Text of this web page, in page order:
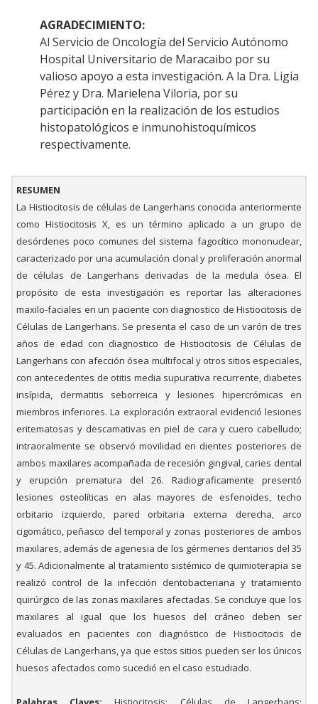
AGRADECIMIENTO:
Al Servicio de Oncología del Servicio Autónomo
Hospital Universitario de Maracaibo por su
valioso apoyo a esta investigación. A la Dra. Ligia
Pérez y Dra. Marielena Viloria, por su
participación en la realización de los estudios
histopatológicos e inmunohistoquímicos
respectivamente.
RESUMEN
La Histiocitosis de células de Langerhans conocida anteriormente
como Histiocitosis X, es un término aplicado a un grupo de
desórdenes poco comunes del sistema fagocítico mononuclear,
caracterizado por una acumulación clonal y proliferación anormal
de células de Langerhans derivadas de la medula ósea. El
propósito de esta investigación es reportar las alteraciones
maxilo-faciales en un paciente con diagnostico de Histiocitosis de
Células de Langerhans. Se presenta el caso de un varón de tres
años de edad con diagnostico de Histiocitosis de Células de
Langerhans con afección ósea multifocal y otros sitios especiales,
con antecedentes de otitis media supurativa recurrente, diabetes
insípida, dermatitis seborreica y lesiones hipercrómicas en
miembros inferiores. La exploración extraoral evidenció lesiones
eritematosas y descamativas en piel de cara y cuero cabelludo;
intraoralmente se observó movilidad en dientes posteriores de
ambos maxilares acompañada de recesión gingival, caries dental
y erupción prematura del 26. Radiograficamente presentó
lesiones osteolíticas en alas mayores de esfenoides, techo
orbitario izquierdo, pared orbitaria externa derecha, arco
cigomático, peñasco del temporal y zonas posteriores de ambos
maxilares, además de agenesia de los gérmenes dentarios del 35
y 45. Adicionalmente al tratamiento sistémico de quimioterapia se
realizó control de la infección dentobacteriana y tratamiento
quirúrgico de las zonas maxilares afectadas. Se concluye que los
maxilares al igual que los huesos del cráneo deben ser
evaluados en pacientes con diagnóstico de Histiocitocis de
Células de Langerhans, ya que estos sitios pueden ser los únicos
huesos afectados como sucedió en el caso estudiado.